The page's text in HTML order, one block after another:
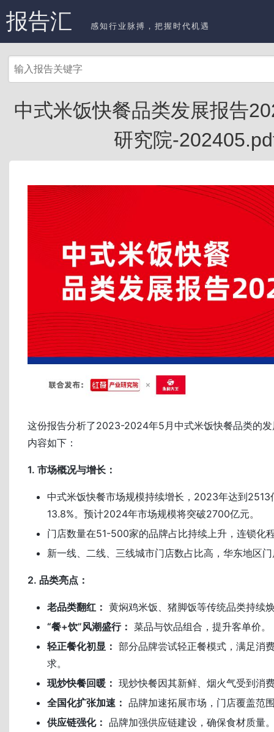
报告汇 感知行业脉搏，把握时代机遇
中式米饭快餐品类发展报告
研究院-
这份报告分析了2023-2024年5月中式米饭快餐品类的
内容如下：
1. 市场概况与增长：
中式米饭快餐市场规模持续增长，2023年达到2513
13.8%。预计2024年市场规模将突破2700亿元。
门店数量在51-500家的品牌占比持续上升，连锁化
新一线、二线、三线城市门店数占比高，华东地区
2. 品类亮点：
老品类翻红： 黄焖鸡米饭、猪脚饭等传统品类持续
“餐+饮”风潮盛行： 菜品与饮品组合，提升客单价。
轻正餐化初显： 部分品牌尝试轻正餐模式，满足消
求。
现炒快餐回暖： 现炒快餐因其新鲜、烟火气受到消
全国化扩张加速： 品牌加速拓展市场，门店覆盖范
供应链强化： 品牌加强供应链建设，确保食材质量